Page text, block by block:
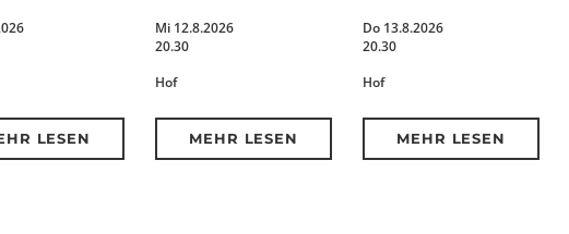
LESEN
Mi 12.8.2026
20.30
Hof
MEHR LESEN
Do 13.8.2026
20.30
Hof
MEHR LESEN